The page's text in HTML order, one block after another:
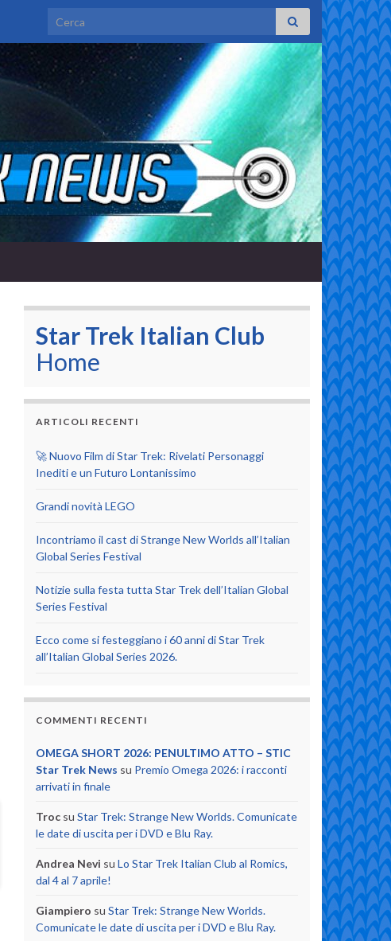
Search for:
Star Trek Italian Club
Home
ARTICOLI RECENTI
🚀 Nuovo Film di Star Trek: Rivelati Personaggi
Inediti e un Futuro Lontanissimo
Grandi novità LEGO
Incontriamo il cast di Strange New Worlds all’Italian
Global Series Festival
Notizie sulla festa tutta Star Trek dell’Italian Global
Series Festival
Ecco come si festeggiano i 60 anni di Star Trek
all’Italian Global Series 2026.
COMMENTI RECENTI
OMEGA SHORT 2026: PENULTIMO ATTO – STIC
Star Trek News su Premio Omega 2026: i racconti
arrivati in finale
Troc su Star Trek: Strange New Worlds. Comunicate
le date di uscita per i DVD e Blu Ray.
Andrea Nevi su Lo Star Trek Italian Club al Romics,
dal 4 al 7 aprile!
Giampiero su Star Trek: Strange New Worlds.
Comunicate le date di uscita per i DVD e Blu Ray.